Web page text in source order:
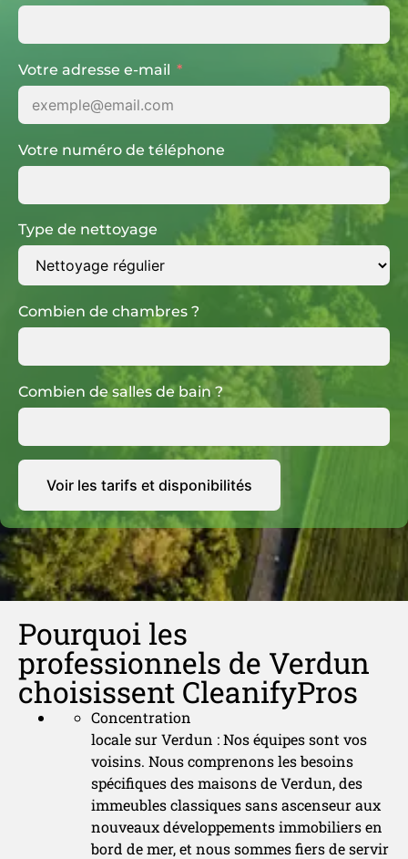
Votre adresse e-mail
Votre numéro de téléphone
Type de nettoyage
Combien de chambres ?
Combien de salles de bain ?
Voir les tarifs et disponibilités
Pourquoi les
professionnels de Verdun
choisissent CleanifyPros
Concentration
locale sur Verdun : Nos équipes sont vos
voisins. Nous comprenons les besoins
spécifiques des maisons de Verdun, des
immeubles classiques sans ascenseur aux
nouveaux développements immobiliers en
bord de mer, et nous sommes fiers de servir